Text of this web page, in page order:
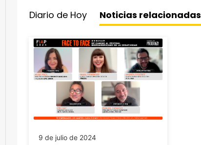
Diario de Hoy Noticias relacionadas
9 de julio de 2024